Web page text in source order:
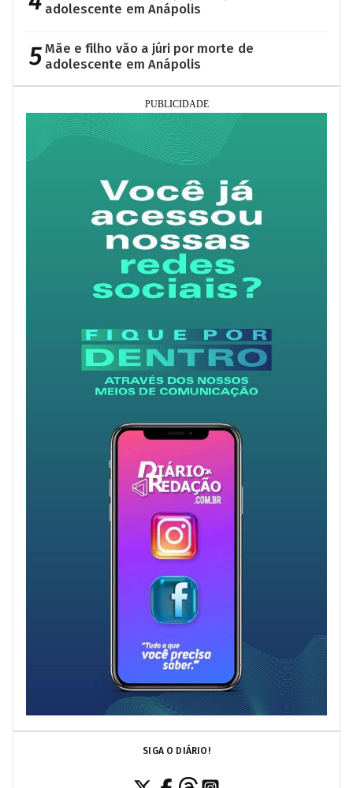
adolescente em Anápolis
5 Mãe e filho vão a júri por morte de
adolescente em Anápolis
SIGA O DIÁRIO!